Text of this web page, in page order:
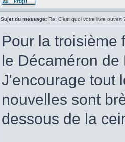
Sujet du message: Re: C'est quoi votre livre ouvert
Pour la troisième
le Décaméron de
J'encourage tout
nouvelles sont
dessous de la